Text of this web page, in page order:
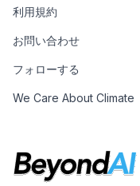
利用規約
お問い合わせ
フォローする
We Care About Climate